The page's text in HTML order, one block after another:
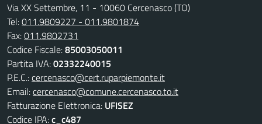
Via XX Settembre, 11 - 10060 Cercenasco (TO)
Tel:011.9809227 - 011.9801874
Fax:011.9802731
Codice Fiscale:85003050011
Partita IVA:02332240015
P.E.C.:cercenasco@cert.ruparpiemonte.it
Email:cercenasco@comune.cercenasco.to.it
Fatturazione Elettronica: UFISEZ
Codice IPA:c_c487